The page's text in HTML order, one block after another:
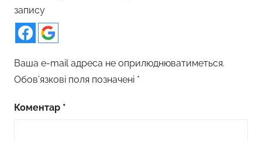
запису
Ваша e-mail адреса не оприлюднюватиметься.
Обов’язкові поля позначені *
Коментар *